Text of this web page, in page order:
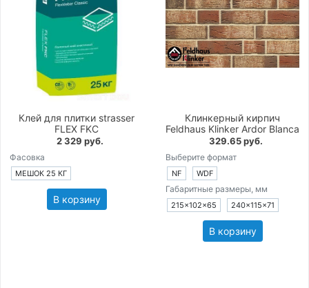
Клей для плитки strasser
FLEX FKC
2 329 руб.
Фасовка
МЕШОК 25 КГ
В корзину
Клинкерный кирпич
Feldhaus Klinker Ardor Blanca
329.65 руб.
Выберите формат
NF WDF
Габаритные размеры, мм
215×102×65 240×115×71
В корзину